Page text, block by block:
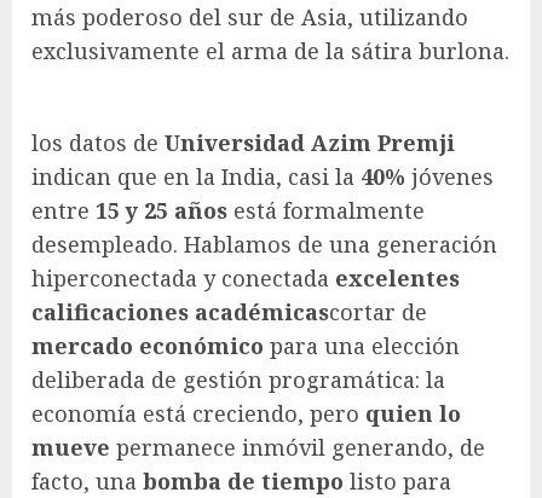
más poderoso del sur de Asia, utilizando
exclusivamente el arma de la sátira burlona.
los datos de Universidad Azim Premji
indican que en la India, casi la 40% jóvenes
entre 15 y 25 años está formalmente
desempleado. Hablamos de una generación
hiperconectada y conectada excelentes
calificaciones académicascortar de
mercado económico para una elección
deliberada de gestión programática: la
economía está creciendo, pero quien lo
mueve permanece inmóvil generando, de
facto, una bomba de tiempo listo para